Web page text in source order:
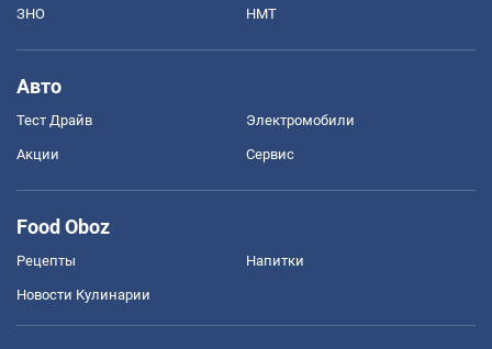
ЗНО НМТ
Авто
Тест Драйв Электромобили
Акции Сервис
Food Oboz
Рецепты Напитки
Новости Кулинарии